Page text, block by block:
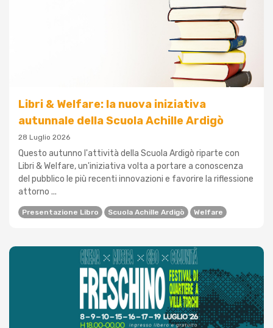
Libri & Welfare: la nuova iniziativa
autunnale della Scuola Achille Ardigò
28 Luglio 2026
Questo autunno l'attività della Scuola Ardigò riparte con
Libri & Welfare, un'iniziativa volta a portare a conoscenza
del pubblico le più recenti innovazioni e favorire la riflessione
attorno ...
Presentazione Libro Scuola Achille Ardigò Welfare